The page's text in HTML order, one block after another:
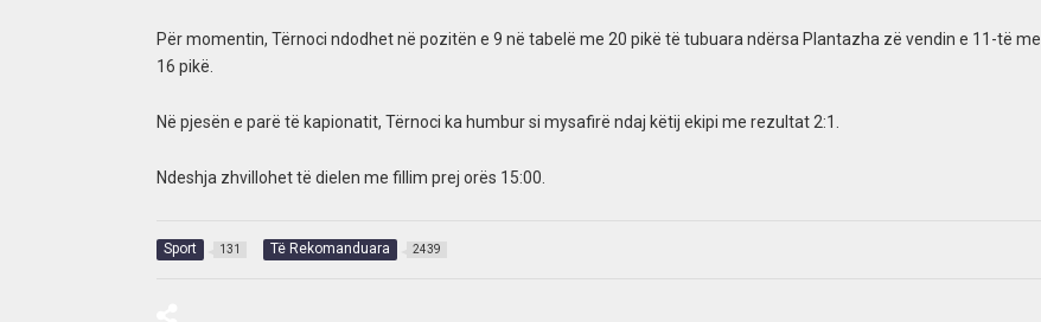
Për momentin, Tërnoci ndodhet në pozitën e 9 në tabelë me 20 pikë të tubuara ndërsa Plantazha zë vendin e 11-të me
16 pikë.
Në pjesën e parë të kapionatit, Tërnoci ka humbur si mysafirë ndaj këtij ekipi me rezultat 2:1.
Ndeshja zhvillohet të dielen me fillim prej orës 15:00.
Sport 131 Të Rekomanduara 2439